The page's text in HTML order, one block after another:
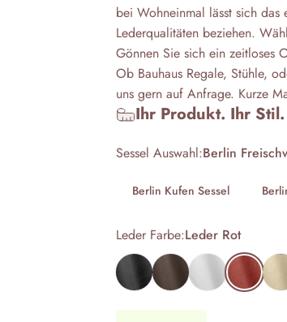
bei Wohneinmal lässt sich
Lederqualitäten beziehen.
Gönnen Sie sich ein zeitloses
Ob Bauhaus Regale, Stühle,
uns gern auf Anfrage. Kurze
Ihr Produkt. Ihr
Sessel Auswahl
Sessel Auswahl:Berlin
Berlin Kufen Sessel
Leder Farbe
Leder Farbe:Leder Rot
Leder Schwarz
Leder Dunkelbraun
Leder Weiß
Leder Rot